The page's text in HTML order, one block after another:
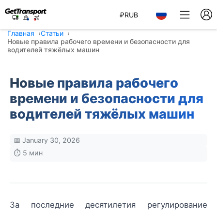
₽RUB
Главная
Статьи
Новые правила рабочего времени и безопасности для
водителей тяжёлых машин
Новые правила рабочего
времени и безопасности для
водителей тяжёлых машин
📅 January 30, 2026
⏱️ 5 мин
За последние десятилетия регулирование